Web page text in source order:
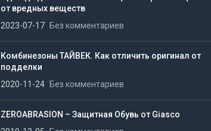
от вредных веществ
2023-07-17 Без комментариев
Комбинезоны ТАЙВЕК. Как отличить оригинал от
подделки
2020-11-24 Без комментариев
ZEROABRASION – Защитная Обувь от Giasco